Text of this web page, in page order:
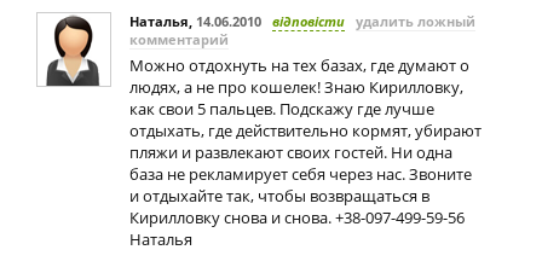
Наталья, 14.06.2010 відповісти удалить ложный
комментарий
Можно отдохнуть на тех базах, где думают о
людях, а не про кошелек! Знаю Кирилловку,
как свои 5 пальцев. Подскажу где лучше
отдыхать, где действительно кормят, убирают
пляжи и развлекают своих гостей. Ни одна
база не рекламирует себя через нас. Звоните
и отдыхайте так, чтобы возвращаться в
Кирилловку снова и снова. +38-097-499-59-56
Наталья